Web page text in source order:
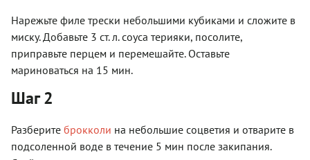
Нарежьте филе трески небольшими кубиками и сложите в
миску. Добавьте 3 ст. л. соуса терияки, посолите,
приправьте перцем и перемешайте. Оставьте
мариноваться на 15 мин.
Шаг 2
Разберите брокколи на небольшие соцветия и отварите в
подсоленной воде в течение 5 мин после закипания.